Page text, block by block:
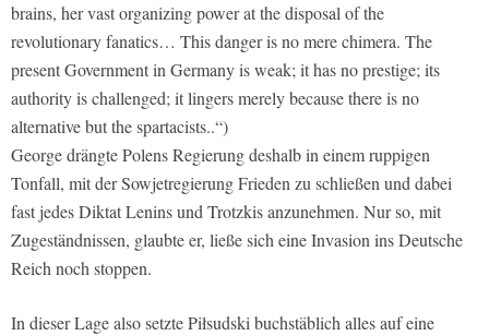
brains, her vast organizing power at the disposal of the
revolutionary fanatics… This danger is no mere chimera. The
present Government in Germany is weak; it has no prestige; its
authority is challenged; it lingers merely because there is no
alternative but the spartacists..“)
George drängte Polens Regierung deshalb in einem ruppigen
Tonfall, mit der Sowjetregierung Frieden zu schließen und dabei
fast jedes Diktat Lenins und Trotzkis anzunehmen. Nur so, mit
Zugeständnissen, glaubte er, ließe sich eine Invasion ins Deutsche
Reich noch stoppen.
In dieser Lage also setzte Piłsudski buchstäblich alles auf eine